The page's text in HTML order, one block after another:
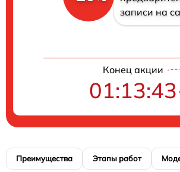
записи на
Конец акции
01:13:42
Преимущества Этапы работ